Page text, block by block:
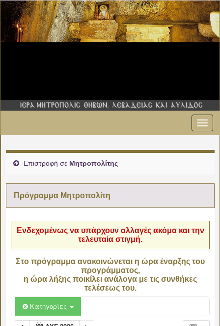
Επιστροφή σε Μητροπολίτης
Πρόγραμμα Μητροπολίτη
Ενδεχομένως να υπάρχουν αλλαγές ακόμα και την
τελευταία στιγμή.
Στο πρόγραμμα ανακοινώνεται η ώρα έναρξης του
προγράμματος,
η ώρα λήξης ποικίλει ανάλογα με τις συνθήκες
τελέσεως του.
Κατηγορίες